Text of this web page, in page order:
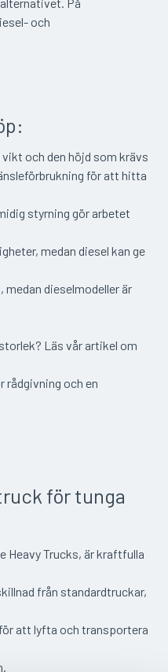
På
och
och den höjd som krävs
för att hitta
styrning gör arbetet
medan diesel kan ge
dieselmodeller är
Läs vår artikel om
rådgivning och en
för tunga
Heavy Trucks, är kraftfulla
från standardtruckar,
att lyfta och transportera